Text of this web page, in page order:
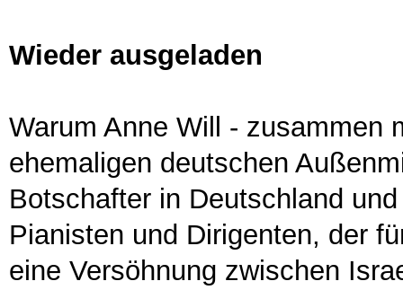
Wieder ausgeladen
Warum Anne Will - zusammen
ehemaligen deutschen
Botschafter in Deutschland
Pianisten und Dirigenten, der
eine Versöhnung zwischen